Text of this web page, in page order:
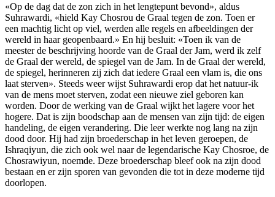
«Op de dag dat de zon zich in het lengtepunt bevond», aldus
Suhrawardi, «hield Kay Chosrou de Graal tegen de zon. Toen er
een machtig licht op viel, werden alle regels en afbeeldingen der
wereld in haar geopenbaard.» En hij besluit: «Toen ik van de
meester de beschrijving hoorde van de Graal der Jam, werd ik zelf
de Graal der wereld, de spiegel van de Jam. In de Graal der wereld,
de spiegel, herinneren zij zich dat iedere Graal een vlam is, die ons
laat sterven». Steeds weer wijst Suhrawardi erop dat het natuur-ik
van de mens moet sterven, zodat een nieuwe ziel geboren kan
worden. Door de werking van de Graal wijkt het lagere voor het
hogere. Dat is zijn boodschap aan de mensen van zijn tijd: de eigen
handeling, de eigen verandering. Die leer werkte nog lang na zijn
dood door. Hij had zijn broederschap in het leven geroepen, de
Ishraqiyun, die zich ook wel naar de legendarische Kay Chosroe, de
Chosrawiyun, noemde. Deze broederschap bleef ook na zijn dood
bestaan en er zijn sporen van gevonden die tot in deze moderne tijd
doorlopen.